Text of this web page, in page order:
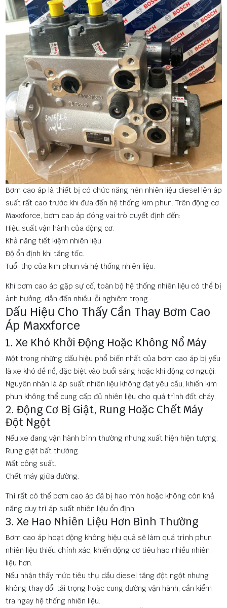
Bơm cao áp là thiết bị có chức năng nén nhiên liệu diesel lên áp
suất rất cao trước khi đưa đến hệ thống kim phun. Trên động cơ
Maxxforce, bơm cao áp đóng vai trò quyết định đến:
Hiệu suất vận hành của động cơ.
Khả năng tiết kiệm nhiên liệu.
Độ ổn định khi tăng tốc.
Tuổi thọ của kim phun và hệ thống nhiên liệu.
Khi bơm cao áp gặp sự cố, toàn bộ hệ thống nhiên liệu có thể bị
ảnh hưởng, dẫn đến nhiều lỗi nghiêm trọng.
Dấu Hiệu Cho Thấy Cần Thay Bơm Cao
Áp Maxxforce
1. Xe Khó Khởi Động Hoặc Không Nổ Máy
Một trong những dấu hiệu phổ biến nhất của bơm cao áp bị yếu
là xe khó đề nổ, đặc biệt vào buổi sáng hoặc khi động cơ nguội.
Nguyên nhân là áp suất nhiên liệu không đạt yêu cầu, khiến kim
phun không thể cung cấp đủ nhiên liệu cho quá trình đốt cháy.
2. Động Cơ Bị Giật, Rung Hoặc Chết Máy
Đột Ngột
Nếu xe đang vận hành bình thường nhưng xuất hiện hiện tượng:
Rung giật bất thường.
Mất công suất.
Chết máy giữa đường.
Thì rất có thể bơm cao áp đã bị hao mòn hoặc không còn khả
năng duy trì áp suất nhiên liệu ổn định.
3. Xe Hao Nhiên Liệu Hơn Bình Thường
Bơm cao áp hoạt động không hiệu quả sẽ làm quá trình phun
nhiên liệu thiếu chính xác, khiến động cơ tiêu hao nhiều nhiên
liệu hơn.
Nếu nhận thấy mức tiêu thụ dầu diesel tăng đột ngột nhưng
không thay đổi tải trọng hoặc cung đường vận hành, cần kiểm
tra ngay hệ thống nhiên liệu.